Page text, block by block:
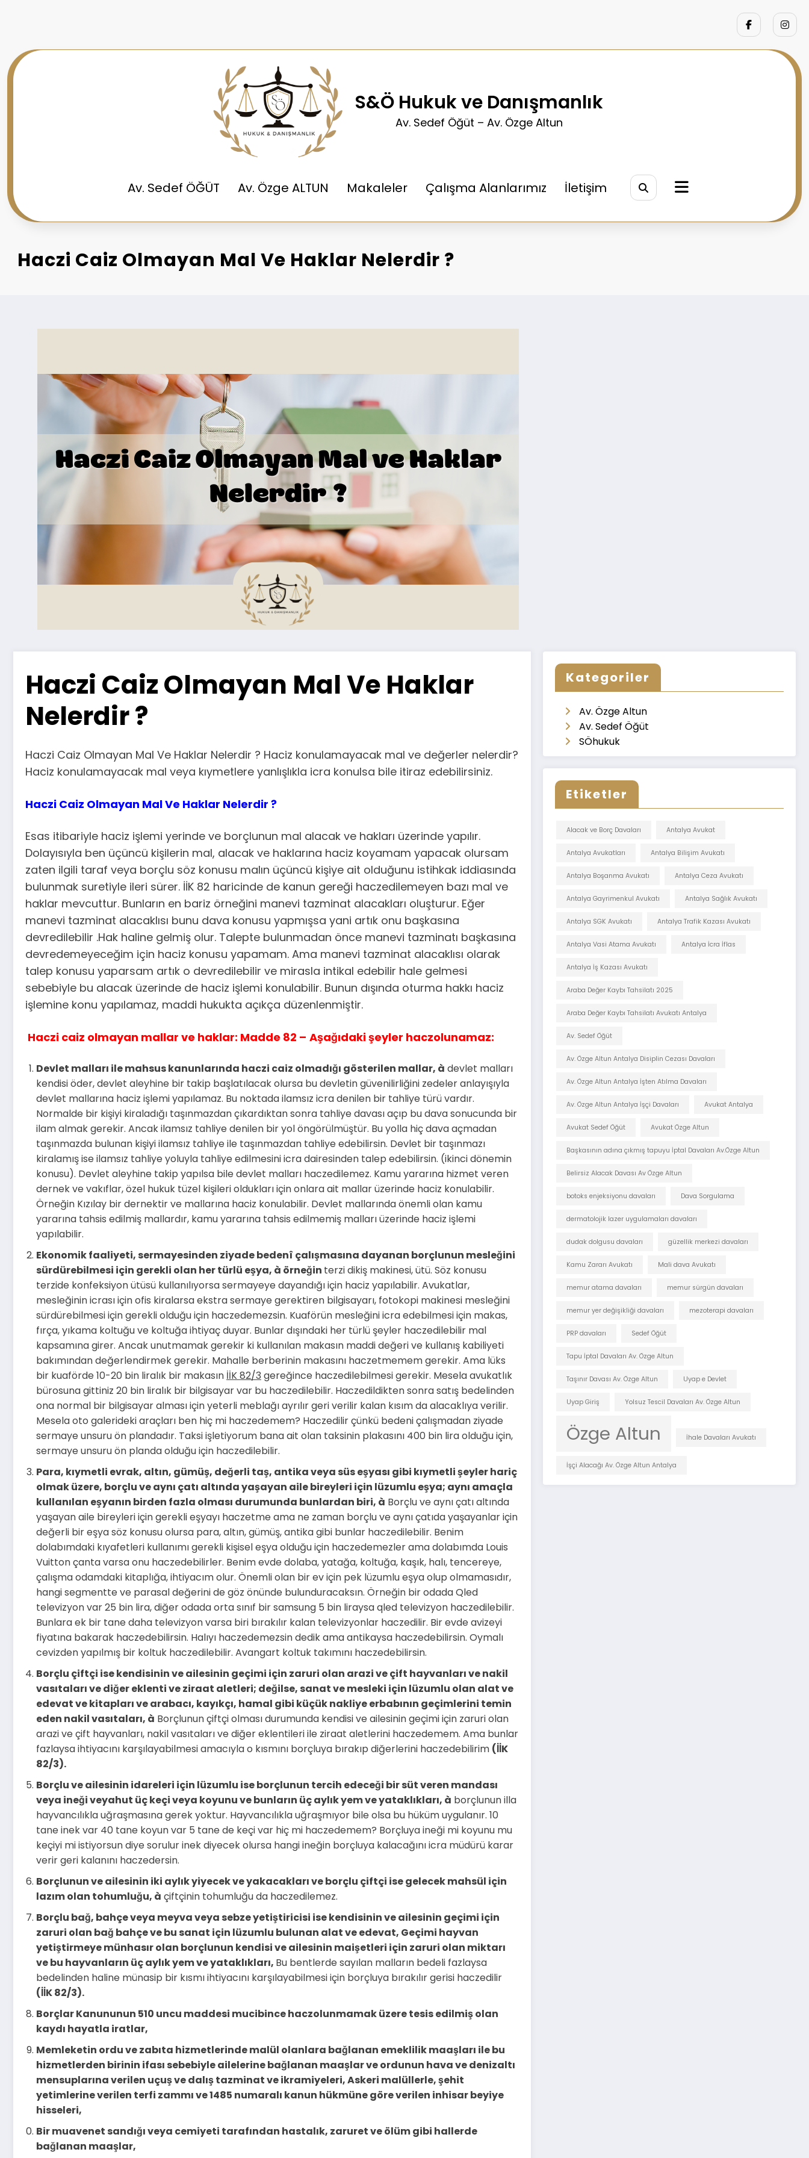
S&Ö Hukuk ve Danışmanlık
Av. Sedef Öğüt – Av. Özge Altun
Av. Sedef ÖĞÜT Av. Özge ALTUN Makaleler Çalışma Alanlarımız İletişim
Haczi Caiz Olmayan Mal Ve Haklar Nelerdir ?
Haczi Caiz Olmayan Mal Ve Haklar
Nelerdir ?
Haczi Caiz Olmayan Mal Ve Haklar Nelerdir ? Haciz konulamayacak mal ve değerler nelerdir?
Haciz konulamayacak mal veya kıymetlere yanlışlıkla icra konulsa bile itiraz edebilirsiniz.
Haczi Caiz Olmayan Mal Ve Haklar Nelerdir ?
Esas itibariyle haciz işlemi yerinde ve borçlunun mal alacak ve hakları üzerinde yapılır.
Dolayısıyla ben üçüncü kişilerin mal, alacak ve haklarına haciz koyamam yapacak olursam
zaten ilgili taraf veya borçlu söz konusu malın üçüncü kişiye ait olduğunu istihkak iddiasında
bulunmak suretiyle ileri sürer. İİK 82 haricinde de kanun gereği haczedilemeyen bazı mal ve
haklar mevcuttur. Bunların en bariz örneğini manevi tazminat alacakları oluşturur. Eğer
manevi tazminat alacaklısı bunu dava konusu yapmışsa yani artık onu başkasına
devredilebilir .Hak haline gelmiş olur. Talepte bulunmadan önce manevi tazminatı başkasına
devredemeyeceğim için haciz konusu yapamam. Ama manevi tazminat alacaklısı olarak
talep konusu yaparsam artık o devredilebilir ve mirasla intikal edebilir hale gelmesi
sebebiyle bu alacak üzerinde de haciz işlemi konulabilir. Bunun dışında oturma hakkı haciz
işlemine konu yapılamaz, maddi hukukta açıkça düzenlenmiştir.
Haczi caiz olmayan mallar ve haklar: Madde 82 – Aşağıdaki şeyler haczolunamaz:
Devlet malları ile mahsus kanunlarında haczi caiz olmadığı gösterilen mallar, à devlet malları
kendisi öder, devlet aleyhine bir takip başlatılacak olursa bu devletin güvenilirliğini zedeler anlayışıyla
devlet mallarına haciz işlemi yapılamaz. Bu noktada ilamsız icra denilen bir tahliye türü vardır.
Normalde bir kişiyi kiraladığı taşınmazdan çıkardıktan sonra tahliye davası açıp bu dava sonucunda bir
ilam almak gerekir. Ancak ilamsız tahliye denilen bir yol öngörülmüştür. Bu yolla hiç dava açmadan
taşınmazda bulunan kişiyi ilamsız tahliye ile taşınmazdan tahliye edebilirsin. Devlet bir taşınmazı
kiralamış ise ilamsız tahliye yoluyla tahliye edilmesini icra dairesinden talep edebilirsin. (ikinci dönemin
konusu). Devlet aleyhine takip yapılsa bile devlet malları haczedilemez. Kamu yararına hizmet veren
dernek ve vakıflar, özel hukuk tüzel kişileri oldukları için onlara ait mallar üzerinde haciz konulabilir.
Örneğin Kızılay bir dernektir ve mallarına haciz konulabilir. Devlet mallarında önemli olan kamu
yararına tahsis edilmiş mallardır, kamu yararına tahsis edilmemiş malları üzerinde haciz işlemi
yapılabilir.
Ekonomik faaliyeti, sermayesinden ziyade bedenî çalışmasına dayanan borçlunun mesleğini
sürdürebilmesi için gerekli olan her türlü eşya, à örneğin terzi dikiş makinesi, ütü. Söz konusu
terzide konfeksiyon ütüsü kullanılıyorsa sermayeye dayandığı için haciz yapılabilir. Avukatlar,
mesleğinin icrası için ofis kiralarsa ekstra sermaye gerektiren bilgisayarı, fotokopi makinesi mesleğini
sürdürebilmesi için gerekli olduğu için haczedemezsin. Kuaförün mesleğini icra edebilmesi için makas,
fırça, yıkama koltuğu ve koltuğa ihtiyaç duyar. Bunlar dışındaki her türlü şeyler haczedilebilir mal
kapsamına girer. Ancak unutmamak gerekir ki kullanılan makasın maddi değeri ve kullanış kabiliyeti
bakımından değerlendirmek gerekir. Mahalle berberinin makasını haczetmemem gerekir. Ama lüks
bir kuaförde 10-20 bin liralık bir makasın İİK 82/3 gereğince haczedilebilmesi gerekir. Mesela avukatlık
bürosuna gittiniz 20 bin liralık bir bilgisayar var bu haczedilebilir. Haczedildikten sonra satış bedelinden
ona normal bir bilgisayar alması için yeterli meblağı ayrılır geri verilir kalan kısım da alacaklıya verilir.
Mesela oto galerideki araçları ben hiç mi haczedemem? Haczedilir çünkü bedeni çalışmadan ziyade
sermaye unsuru ön plandadır. Taksi işletiyorum bana ait olan taksinin plakasını 400 bin lira olduğu için,
sermaye unsuru ön planda olduğu için haczedilebilir.
Para, kıymetli evrak, altın, gümüş, değerli taş, antika veya süs eşyası gibi kıymetli şeyler hariç
olmak üzere, borçlu ve aynı çatı altında yaşayan aile bireyleri için lüzumlu eşya; aynı amaçla
kullanılan eşyanın birden fazla olması durumunda bunlardan biri, à Borçlu ve aynı çatı altında
yaşayan aile bireyleri için gerekli eşyayı haczetme ama ne zaman borçlu ve aynı çatıda yaşayanlar için
değerli bir eşya söz konusu olursa para, altın, gümüş, antika gibi bunlar haczedilebilir. Benim
dolabımdaki kıyafetleri kullanımı gerekli kişisel eşya olduğu için haczedemezler ama dolabımda Louis
Vuitton çanta varsa onu haczedebilirler. Benim evde dolaba, yatağa, koltuğa, kaşık, halı, tencereye,
çalışma odamdaki kitaplığa, ihtiyacım olur. Önemli olan bir ev için pek lüzumlu eşya olup olmamasıdır,
hangi segmentte ve parasal değerini de göz önünde bulunduracaksın. Örneğin bir odada Qled
televizyon var 25 bin lira, diğer odada orta sınıf bir samsung 5 bin liraysa qled televizyon haczedilebilir.
Bunlara ek bir tane daha televizyon varsa biri bırakılır kalan televizyonlar haczedilir. Bir evde avizeyi
fiyatına bakarak haczedebilirsin. Halıyı haczedemezsin dedik ama antikaysa haczedebilirsin. Oymalı
cevizden yapılmış bir koltuk haczedilebilir. Avangart koltuk takımını haczedebilirsin.
Borçlu çiftçi ise kendisinin ve ailesinin geçimi için zaruri olan arazi ve çift hayvanları ve nakil
vasıtaları ve diğer eklenti ve ziraat aletleri; değilse, sanat ve mesleki için lüzumlu olan alat ve
edevat ve kitapları ve arabacı, kayıkçı, hamal gibi küçük nakliye erbabının geçimlerini temin
eden nakil vasıtaları, à Borçlunun çiftçi olması durumunda kendisi ve ailesinin geçimi için zaruri olan
arazi ve çift hayvanları, nakil vasıtaları ve diğer eklentileri ile ziraat aletlerini haczedemem. Ama bunlar
fazlaysa ihtiyacını karşılayabilmesi amacıyla o kısmını borçluya bırakıp diğerlerini haczedebilirim (İİK
82/3).
Borçlu ve ailesinin idareleri için lüzumlu ise borçlunun tercih edeceği bir süt veren mandası
veya ineği veyahut üç keçi veya koyunu ve bunların üç aylık yem ve yataklıkları, à borçlunun illa
hayvancılıkla uğraşmasına gerek yoktur. Hayvancılıkla uğraşmıyor bile olsa bu hüküm uygulanır. 10
tane inek var 40 tane koyun var 5 tane de keçi var hiç mi haczedemem? Borçluya ineği mi koyunu mu
keçiyi mi istiyorsun diye sorulur inek diyecek olursa hangi ineğin borçluya kalacağını icra müdürü karar
verir geri kalanını haczedersin.
Borçlunun ve ailesinin iki aylık yiyecek ve yakacakları ve borçlu çiftçi ise gelecek mahsül için
lazım olan tohumluğu, à çiftçinin tohumluğu da haczedilemez.
Borçlu bağ, bahçe veya meyva veya sebze yetiştiricisi ise kendisinin ve ailesinin geçimi için
zaruri olan bağ bahçe ve bu sanat için lüzumlu bulunan alat ve edevat, Geçimi hayvan
yetiştirmeye münhasır olan borçlunun kendisi ve ailesinin maişetleri için zaruri olan miktarı
ve bu hayvanların üç aylık yem ve yataklıkları, Bu bentlerde sayılan malların bedeli fazlaysa
bedelinden haline münasip bir kısmı ihtiyacını karşılayabilmesi için borçluya bırakılır gerisi haczedilir
(İİK 82/3).
Borçlar Kanununun 510 uncu maddesi mucibince haczolunmamak üzere tesis edilmiş olan
kaydı hayatla iratlar,
Memleketin ordu ve zabıta hizmetlerinde malül olanlara bağlanan emeklilik maaşları ile bu
hizmetlerden birinin ifası sebebiyle ailelerine bağlanan maaşlar ve ordunun hava ve denizaltı
mensuplarına verilen uçuş ve dalış tazminat ve ikramiyeleri, Askeri malüllerle, şehit
yetimlerine verilen terfi zammı ve 1485 numaralı kanun hükmüne göre verilen inhisar beyiye
hisseleri,
Bir muavenet sandığı veya cemiyeti tarafından hastalık, zaruret ve ölüm gibi hallerde
bağlanan maaşlar,
Kategoriler
Av. Özge Altun
Av. Sedef Öğüt
SÖhukuk
Etiketler
Alacak ve Borç Davaları Antalya Avukat
Antalya Avukatları Antalya Bilişim Avukatı
Antalya Boşanma Avukatı Antalya Ceza Avukatı
Antalya Gayrimenkul Avukatı Antalya Sağlık Avukatı
Antalya SGK Avukatı Antalya Trafik Kazası Avukatı
Antalya Vasi Atama Avukatı Antalya İcra İflas
Antalya İş Kazası Avukatı
Araba Değer Kaybı Tahsilatı 2025
Araba Değer Kaybı Tahsilatı Avukatı Antalya
Av. Sedef Öğüt
Av. Özge Altun Antalya Disiplin Cezası Davaları
Av. Özge Altun Antalya İşten Atılma Davaları
Av. Özge Altun Antalya İşçi Davaları Avukat Antalya
Avukat Sedef Öğüt Avukat Özge Altun
Başkasının adına çıkmış tapuyu İptal Davaları Av.Özge Altun
Belirsiz Alacak Davası Av Özge Altun
botoks enjeksiyonu davaları Dava Sorgulama
dermatolojik lazer uygulamaları davaları
dudak dolgusu davaları güzellik merkezi davaları
Kamu Zararı Avukatı Mali dava Avukatı
memur atama davaları memur sürgün davaları
memur yer değişikliği davaları mezoterapi davaları
PRP davaları Sedef Öğüt
Tapu İptal Davaları Av. Özge Altun
Taşınır Davası Av. Özge Altun Uyap e Devlet
Uyap Giriş Yolsuz Tescil Davaları Av. Özge Altun
Özge Altun İhale Davaları Avukatı
İşçi Alacağı Av. Özge Altun Antalya